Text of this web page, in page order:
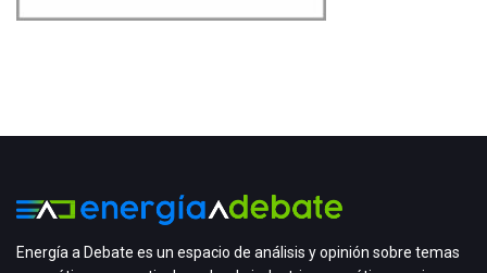
Energía a Debate es un espacio de análisis y opinión sobre temas